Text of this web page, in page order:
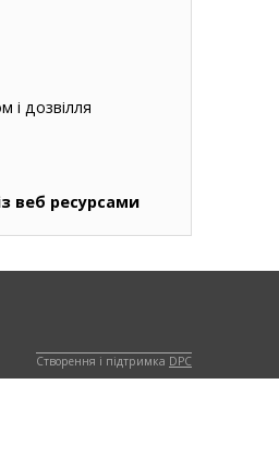
і дозвілля
веб ресурсами
Створення і підтримка DPC